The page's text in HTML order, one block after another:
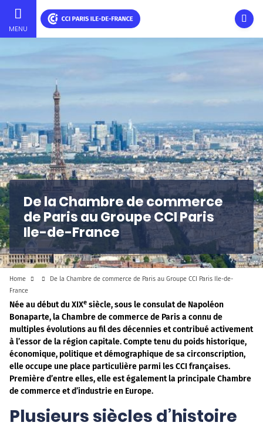
to
MENU
De la Chambre de commerce
de Paris au Groupe CCI Paris
Ile-de-France
Home
De la Chambre de commerce de Paris au Groupe CCI Paris Ile-de-
France
Née au début du XIXe siècle, sous le consulat de Napoléon
Bonaparte, la Chambre de commerce de Paris a connu de
multiples évolutions au fil des décennies et contribué activement
à l’essor de la région capitale. Compte tenu du poids historique,
économique, politique et démographique de sa circonscription,
elle occupe une place particulière parmi les CCI françaises.
Première d’entre elles, elle est également la principale Chambre
de commerce et d’industrie en Europe.
Plusieurs siècles d’histoire